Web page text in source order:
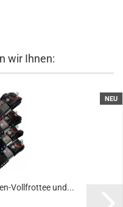
wir Ihnen:
NEU
Vollfrottee und...